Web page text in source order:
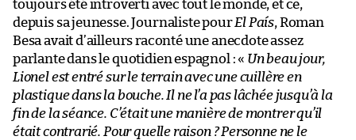
toujours été introverti avec tout le monde, et ce,
depuis sa jeunesse. Journaliste pourEl País, Roman
Besa avait d’ailleurs raconté une anecdote assez
parlante dans le quotidien espagnol : « Un beau jour,
Lionel est entré sur le terrain avec une cuillère en
plastique dans la bouche. Il ne l’a pas lâchée jusqu’à la
fin de la séance. C’était une manière de montrer qu’il
était contrarié. Pour quelle raison ? Personne ne le